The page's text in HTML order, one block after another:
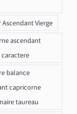
Vierge
ascendant
balance
capricorne
taureau